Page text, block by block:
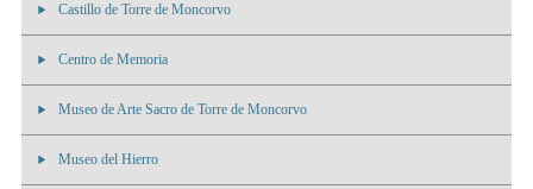
Castillo de Torre de Moncorvo
Centro de Memoria
Museo de Arte Sacro de Torre de Moncorvo
Museo del Hierro